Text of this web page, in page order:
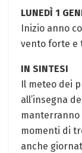
LUNEDÌ‌ 1
Inizio anno
vento‌ forte e
IN SINTESI
Il meteo dei
all’insegna
​manterranno
momenti di
anche